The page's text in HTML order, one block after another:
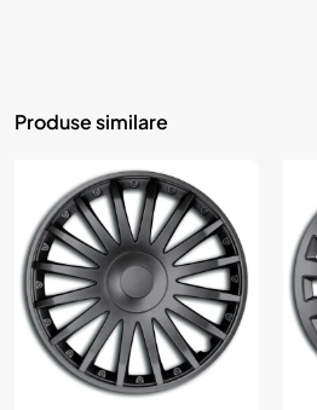
Produse similare